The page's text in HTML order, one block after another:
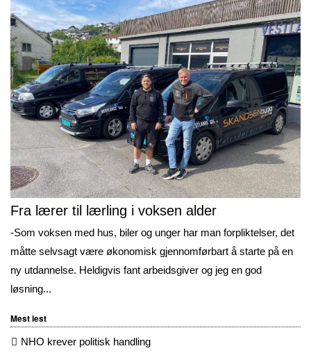
Fra lærer til lærling i voksen alder
-Som voksen med hus, biler og unger har man forpliktelser, det
måtte selvsagt være økonomisk gjennomførbart å starte på en
ny utdannelse. Heldigvis fant arbeidsgiver og jeg en god
løsning...
Mest lest
NHO krever politisk handling